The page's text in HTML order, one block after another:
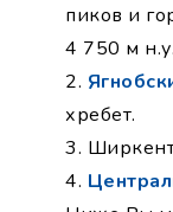
пиков и
4 750 м
2.
хребет.
3.
4.